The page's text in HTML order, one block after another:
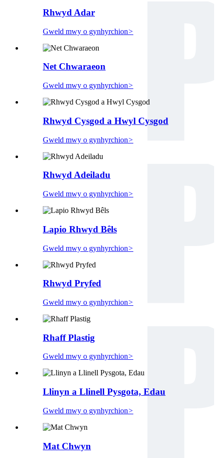
Rhwyd ​​Adar
Gweld mwy o gynhyrchion>
Net Chwaraeon
Gweld mwy o gynhyrchion>
Rhwyd ​​Cysgod a Hwyl Cysgod
Gweld mwy o gynhyrchion>
Rhwyd Adeiladu
Gweld mwy o gynhyrchion>
Lapio Rhwyd ​​Bêls
Gweld mwy o gynhyrchion>
Rhwyd ​​Pryfed
Gweld mwy o gynhyrchion>
Rhaff Plastig
Gweld mwy o gynhyrchion>
Llinyn a Llinell Pysgota, Edau
Gweld mwy o gynhyrchion>
Mat Chwyn